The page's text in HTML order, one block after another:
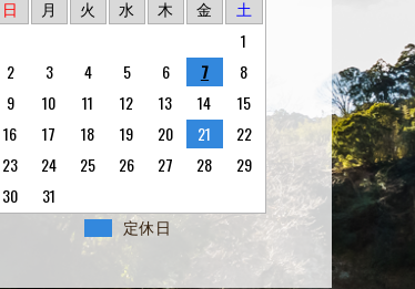
日 月 火 水 木 金 土
1
2
3 4 5 6 7
8
9
10 11 12 13 14
15
16
17 18 19 20 21
22
23
24 25 26 27 28
29
30
31
定休日